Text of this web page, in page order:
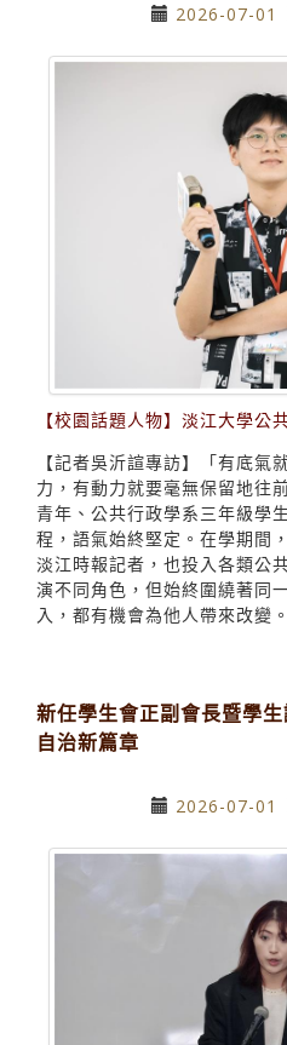
2026-07-01
【校園話題人物】淡江大學公
【記者吳沂諠專訪】「有底氣
力，有動力就要毫無保留地往
青年、公共行政學系三年級學
程，語氣始終堅定。在學期間
淡江時報記者，也投入各類公
演不同角色，但始終圍繞著同
入，都有機會為他人帶來改變。
新任學生會正副會長暨學
自治新篇章
2026-07-01